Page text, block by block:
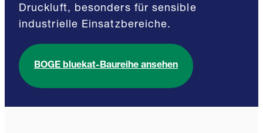
Druckluft, besonders für sensible
industrielle Einsatzbereiche.
BOGE bluekat-Baureihe ansehen